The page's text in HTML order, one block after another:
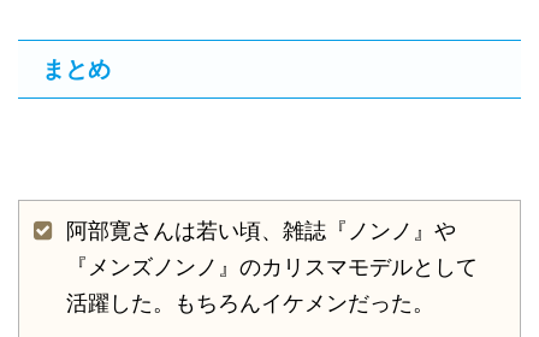
まとめ
阿部寛さんは若い頃、雑誌『ノンノ』や
『メンズノンノ』のカリスマモデルとして
活躍した。もちろんイケメンだった。